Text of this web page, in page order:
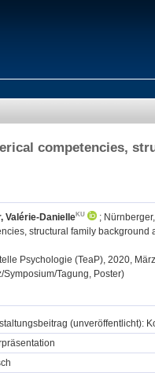
competencies,
Valérie-Danielle ;
structural family
Psychologie (TeaP), 2020,
Tagung, Poster)
(unveröffentlicht):